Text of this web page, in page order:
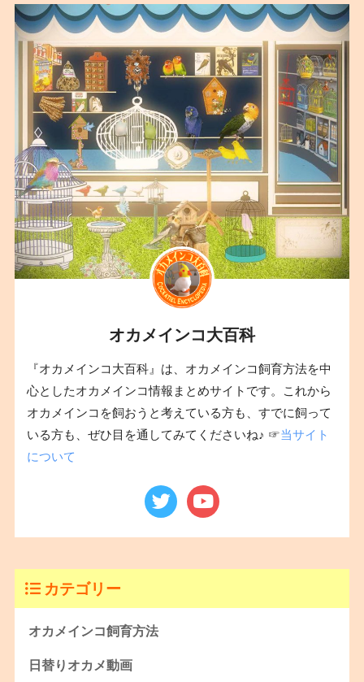
オカメインコ大百科
『オカメインコ大百科』は、オカメインコ飼育方法を中
心としたオカメインコ情報まとめサイトです。これから
オカメインコを飼おうと考えている方も、すでに飼って
いる方も、ぜひ目を通してみてくださいね♪ ☞当サイト
について
カテゴリー
オカメインコ飼育方法
日替りオカメ動画